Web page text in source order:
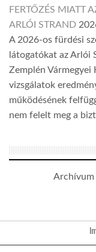
FERTŐZÉS MIATT
ARLÓI STRAND
A 2026-os fürdési
látogatókat az Arlói
Zemplén
vizsgálatok
működésének
nem felelt meg a
Archívum